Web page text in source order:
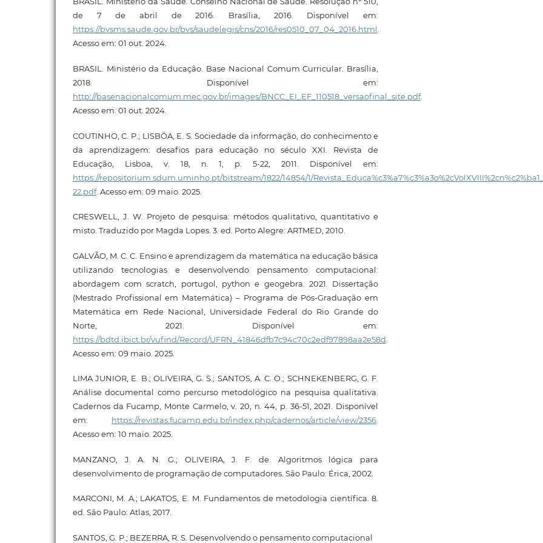
de 7 de abril de 2016. Brasília, 2016. Disponível em:
https://bvsms.saude.gov.br/bvs/saudelegis/cns/2016/res0510_07_04_2016.html.
Acesso em: 01 out. 2024.
BRASIL. Ministério da Educação. Base Nacional Comum Curricular. Brasília,
2018. Disponível em:
http://basenacionalcomum.mec.gov.br/images/BNCC_EI_EF_110518_versaofinal_site.pdf.
Acesso em: 01 out. 2024.
COUTINHO, C. P.; LISBÔA, E. S. Sociedade da informação, do conhecimento e
da aprendizagem: desafios para educação no século XXI. Revista de
Educação, Lisboa, v. 18, n. 1, p. 5-22, 2011. Disponível em:
https://repositorium.sdum.uminho.pt/bitstream/1822/14854/1/
22.pdf. Acesso em: 09 maio. 2025.
CRESWELL, J. W. Projeto de pesquisa: métodos qualitativo, quantitativo e
misto. Traduzido por Magda Lopes. 3. ed. Porto Alegre: ARTMED, 2010.
GALVÃO, M. C. C. Ensino e aprendizagem da matemática na educação básica
utilizando tecnologias e desenvolvendo pensamento computacional:
abordagem com scratch, portugol, python e geogebra. 2021. Dissertação
(Mestrado Profissional em Matemática) – Programa de Pós-Graduação em
Matemática em Rede Nacional, Universidade Federal do Rio Grande do
Norte, 2021. Disponível em:
https://bdtd.ibict.br/vufind/Record/UFRN_41846dfb7c94c70c2edf97898aa2e58d
Acesso em: 09 maio. 2025.
LIMA JUNIOR, E. B.; OLIVEIRA, G. S.; SANTOS, A. C. O.; SCHNEKENBERG, G. F.
Análise documental como percurso metodológico na pesquisa qualitativa.
Cadernos da Fucamp, Monte Carmelo, v. 20, n. 44, p. 36-51, 2021. Disponível
em: https://revistas.fucamp.edu.br/index.php/cadernos/article/view/2356.
Acesso em: 10 maio. 2025.
MANZANO, J. A. N. G.; OLIVEIRA, J. F. de. Algoritmos lógica para
desenvolvimento de programação de computadores. São Paulo: Érica, 2002.
MARCONI, M. A.; LAKATOS, E. M. Fundamentos de metodologia científica. 8.
ed. São Paulo: Atlas, 2017.
SANTOS, G. P.; BEZERRA, R. S. Desenvolvendo o pensamento computacional